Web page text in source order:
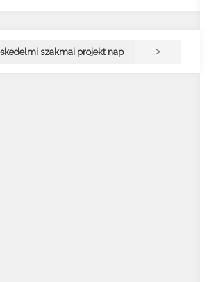
szakmai projekt nap >